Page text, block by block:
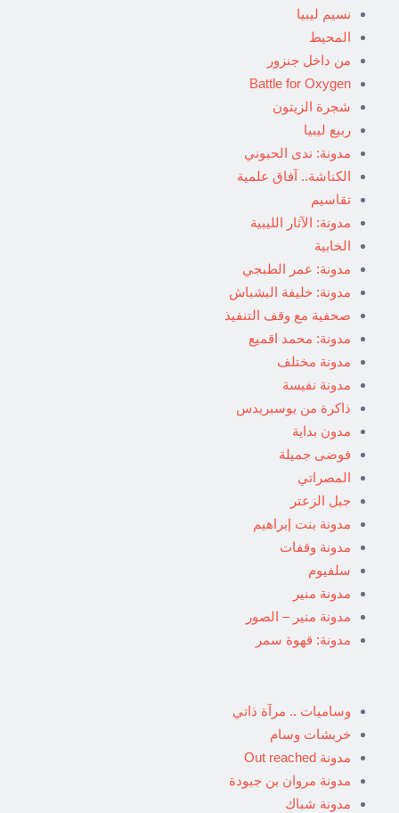
نسيم ليبيا
المحيط
من داخل جنزور
Battle for Oxygen
شجرة الزيتون
ربيع ليبيا
مدونة: ندى الحبوني
الكناشة.. آفاق علمية
تقاسيم
مدونة: الآثار الليبية
الخابية
مدونة: عمر الطبجي
مدونة: خليفة البشباش
صحفية مع وقف التنفيذ
مدونة: محمد اقميع
مدونة مختلف
مدونة نفيسة
ذاكرة من يوسبريدس
مدون بداية
فوضى جميلة
المصراتي
جبل الزعتر
مدونة بنت إبراهيم
مدونة وقفات
سلفيوم
مدونة منير
مدونة منير – الصور
مدونة: قهوة سمر
وساميات .. مرآة ذاتي
خربشات وسام
مدونة Out reached
مدونة مروان بن جبودة
مدونة شباك